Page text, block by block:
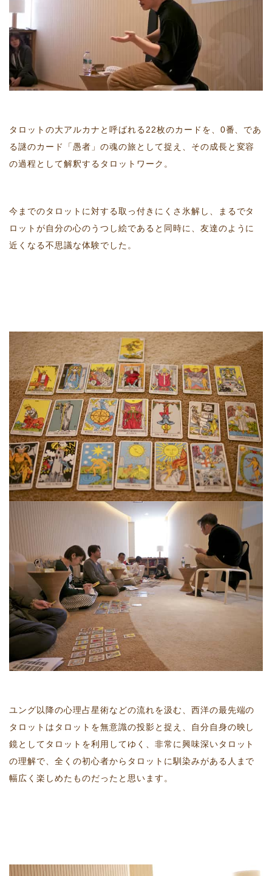
タロットの大アルカナと呼ばれる22枚のカードを、0番、であ
る謎のカード「愚者」の魂の旅として捉え、その成長と変容
の過程として解釈するタロットワーク。
今までのタロットに対する取っ付きにくさ氷解し、まるでタ
ロットが自分の心のうつし絵であると同時に、友達のように
近くなる不思議な体験でした。
ユング以降の心理占星術などの流れを汲む、西洋の最先端の
タロットはタロットを無意識の投影と捉え、自分自身の映し
鏡としてタロットを利用してゆく、非常に興味深いタロット
の理解で、全くの初心者からタロットに馴染みがある人まで
幅広く楽しめたものだったと思います。